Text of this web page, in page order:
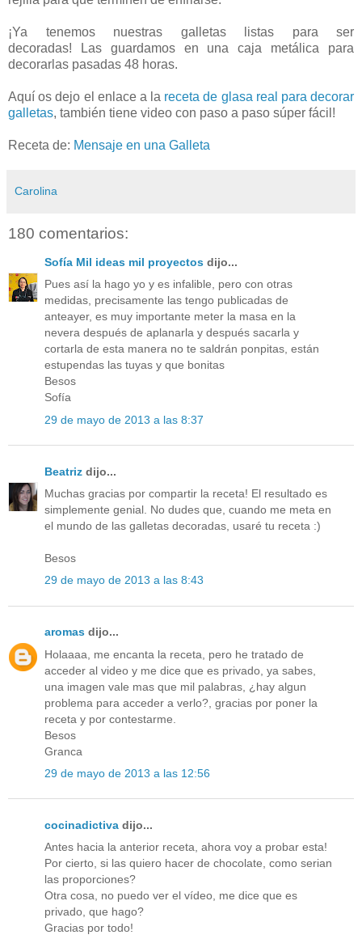
¡Ya tenemos nuestras galletas listas para ser
decoradas! Las guardamos en una caja metálica para
decorarlas pasadas 48 horas.
Aquí os dejo el enlace a la receta de glasa real para decorar
galletas, también tiene video con paso a paso súper fácil!
Receta de: Mensaje en una Galleta
Carolina
180 comentarios:
Sofía Mil ideas mil proyectos dijo...
Pues así la hago yo y es infalible, pero con otras
medidas, precisamente las tengo publicadas de
anteayer, es muy importante meter la masa en la
nevera después de aplanarla y después sacarla y
cortarla de esta manera no te saldrán ponpitas, están
estupendas las tuyas y que bonitas
Besos
Sofía
29 de mayo de 2013 a las 8:37
Beatriz dijo...
Muchas gracias por compartir la receta! El resultado es
simplemente genial. No dudes que, cuando me meta en
el mundo de las galletas decoradas, usaré tu receta :)
Besos
29 de mayo de 2013 a las 8:43
aromas dijo...
Holaaaa, me encanta la receta, pero he tratado de
acceder al video y me dice que es privado, ya sabes,
una imagen vale mas que mil palabras, ¿hay algun
problema para acceder a verlo?, gracias por poner la
receta y por contestarme.
Besos
Granca
29 de mayo de 2013 a las 12:56
cocinadictiva dijo...
Antes hacia la anterior receta, ahora voy a probar esta!
Por cierto, si las quiero hacer de chocolate, como serian
las proporciones?
Otra cosa, no puedo ver el vídeo, me dice que es
privado, que hago?
Gracias por todo!